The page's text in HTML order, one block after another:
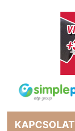
KAPCSOLAT